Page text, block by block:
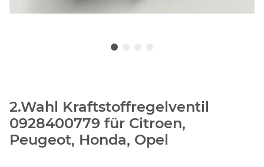
2.Wahl Kraftstoffregelventil
0928400779 für Citroen,
Peugeot, Honda, Opel